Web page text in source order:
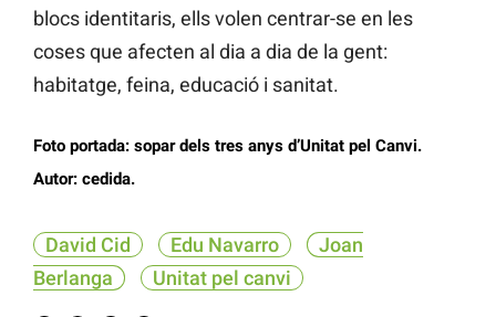
blocs identitaris, ells volen centrar-se en les
coses que afecten al dia a dia de la gent:
habitatge, feina, educació i sanitat.
Foto portada: sopar dels tres anys d’Unitat pel Canvi.
Autor: cedida.
David Cid Edu Navarro
Joan
Berlanga
Unitat pel canvi